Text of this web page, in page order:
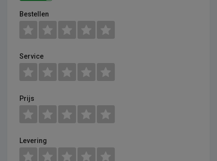
Bestellen
Service
Prijs
Levering